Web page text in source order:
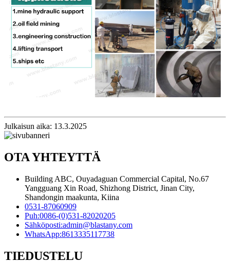
Julkaisun aika: 13.3.2025
OTA YHTEYTTÄ
Building ABC, Ouyadaguan Commercial Capital, No.67
Yangguang Xin Road, Shizhong District, Jinan City,
Shandongin maakunta, Kiina
0531-87060909
Puh:0086-(0)531-82020205
Sähköposti:admin@blastany.com
WhatsApp:8613335117738
TIEDUSTELU